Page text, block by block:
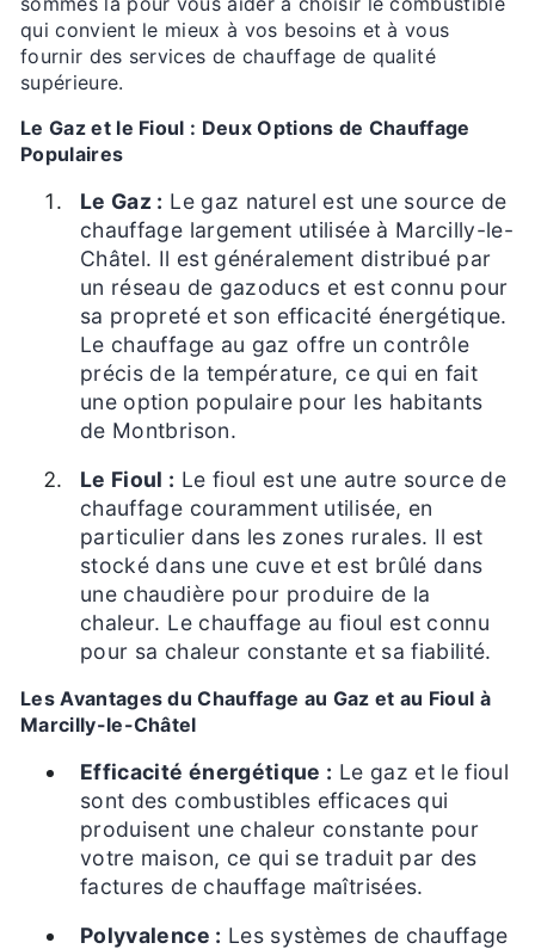
qui convient le mieux à vos besoins et à vous
fournir des services de chauffage de qualité
supérieure.
Le Gaz et le Fioul : Deux Options de Chauffage
Populaires
Le Gaz : Le gaz naturel est une source de
chauffage largement utilisée à Marcilly-le-
Châtel. Il est généralement distribué par
un réseau de gazoducs et est connu pour
sa propreté et son efficacité énergétique.
Le chauffage au gaz offre un contrôle
précis de la température, ce qui en fait
une option populaire pour les habitants
de Montbrison.
Le Fioul : Le fioul est une autre source de
chauffage couramment utilisée, en
particulier dans les zones rurales. Il est
stocké dans une cuve et est brûlé dans
une chaudière pour produire de la
chaleur. Le chauffage au fioul est connu
pour sa chaleur constante et sa fiabilité.
Les Avantages du Chauffage au Gaz et au Fioul à
Marcilly-le-Châtel
Efficacité énergétique : Le gaz et le fioul
sont des combustibles efficaces qui
produisent une chaleur constante pour
votre maison, ce qui se traduit par des
factures de chauffage maîtrisées.
Polyvalence : Les systèmes de chauffage